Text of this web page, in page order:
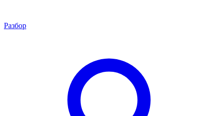
Разбор